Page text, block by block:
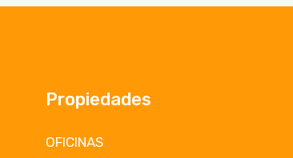
Propiedades
OFICINAS